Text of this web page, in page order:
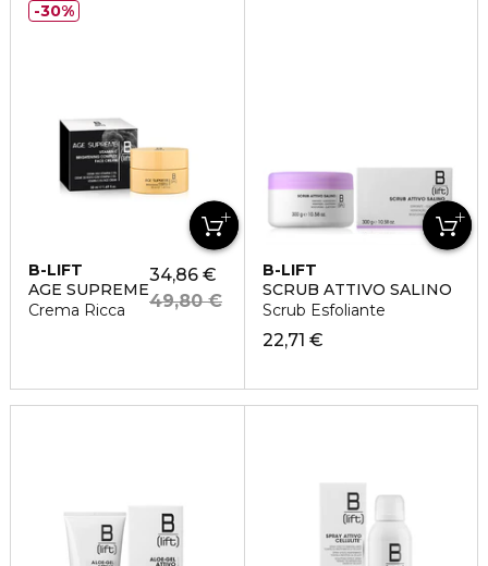
B-LIFT
AGE SUPREME
Crema Ricca
34,86 €
49,80 €
30%
B-LIFT
SCRUB ATTIVO SALINO
Scrub Esfoliante
22,71 €